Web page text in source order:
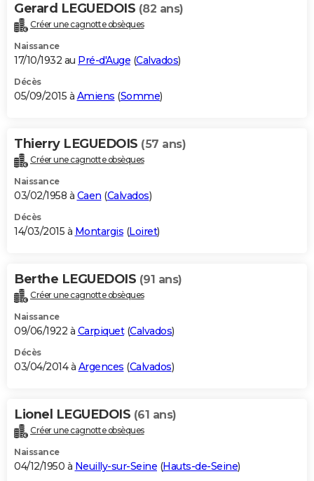
Gerard LEGUEDOIS (82 ans)
Créer une cagnotte obsèques
Naissance
17/10/1932 au Pré-d'Auge (Calvados)
Décès
05/09/2015 à Amiens (Somme)
Thierry LEGUEDOIS (57 ans)
Créer une cagnotte obsèques
Naissance
03/02/1958 à Caen (Calvados)
Décès
14/03/2015 à Montargis (Loiret)
Berthe LEGUEDOIS (91 ans)
Créer une cagnotte obsèques
Naissance
09/06/1922 à Carpiquet(Calvados)
Décès
03/04/2014 à Argences (Calvados)
Lionel LEGUEDOIS (61 ans)
Créer une cagnotte obsèques
Naissance
04/12/1950 à Neuilly-sur-Seine (Hauts-de-Seine)